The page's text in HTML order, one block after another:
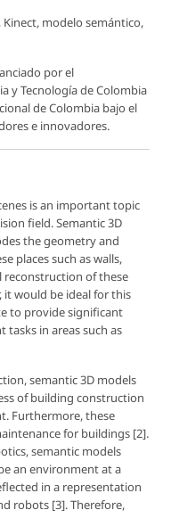
modelo semántico,
por el
y Tecnología de Colombia
de Colombia bajo el
e innovadores.
is an important topic
field. Semantic 3D
the geometry and
places such as walls,
reconstruction of these
it would be ideal for this
to provide significant
in areas such as
semantic 3D models
of building construction
Furthermore, these
for buildings [2].
semantic models
an environment at a
in a representation
robots [3]. Therefore,